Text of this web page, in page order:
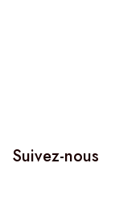
Suivez-nous